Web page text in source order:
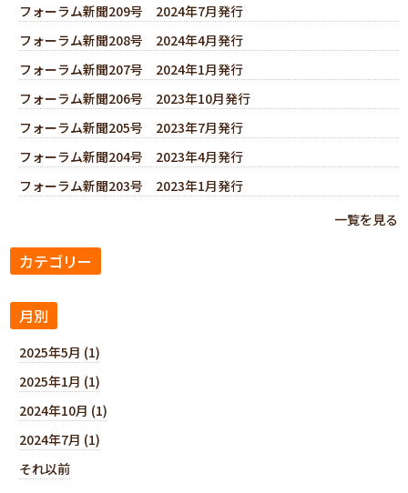
フォーラム新聞209号 2024年7月発行
フォーラム新聞208号 2024年4月発行
フォーラム新聞207号 2024年1月発行
フォーラム新聞206号 2023年10月発行
フォーラム新聞205号 2023年7月発行
フォーラム新聞204号 2023年4月発行
フォーラム新聞203号 2023年1月発行
一覧を見る
カテゴリー
月別
2025年5月 (1)
2025年1月 (1)
2024年10月 (1)
2024年7月 (1)
それ以前